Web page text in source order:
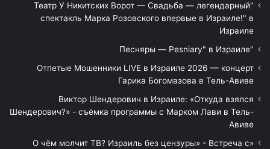
"Театр У Никитских Ворот — Свадьба — легендарный
спектакль Марка Розовского впервые в Израиле!" в
Израиле
"Песняры — Pesniary" в Израиле
Отпетые Мошенники LIVE в Израиле 2026 — концерт
Гарика Богомазова в Тель-Авиве
Виктор Шендерович в Израиле: «Откуда взялся
Шендерович?» - съёмка программы с Марком Лави в Тель-
Авиве
«О чём молчит ТВ? Израиль без цензуры» - Встреча с